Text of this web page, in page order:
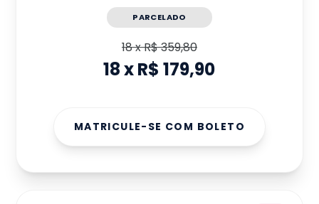
PARCELADO
18xR$ 359,80
18xR$ 179,90
MATRICULE-SE COM BOLETO